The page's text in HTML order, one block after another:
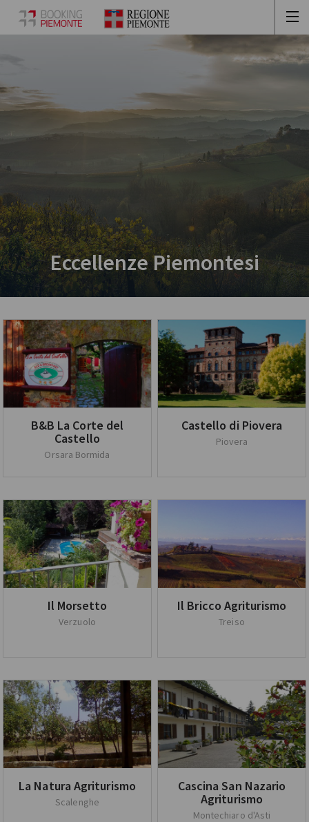
Eccellenze Piemontesi
B&B La Corte del
Castello
Orsara Bormida
Castello di Piovera
Piovera
Il Morsetto
Verzuolo
Il Bricco Agriturismo
Treiso
La Natura Agriturismo
Scalenghe
Cascina San Nazario
Agriturismo
Montechiaro d'Asti